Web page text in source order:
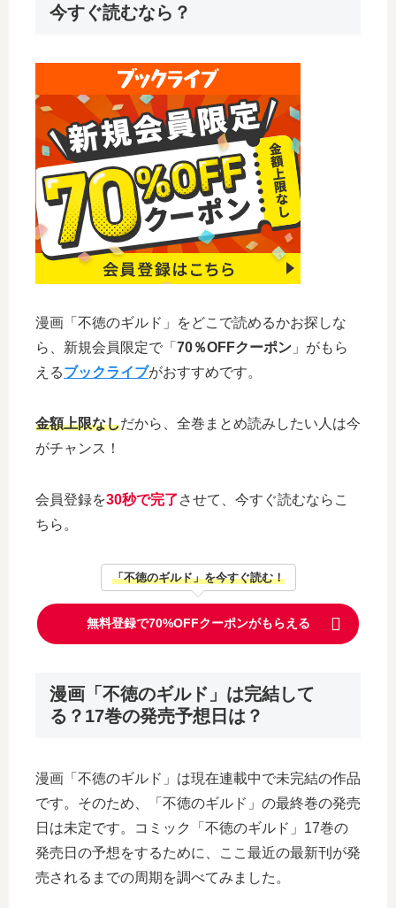
今すぐ読むなら？
漫画「不徳のギルド」をどこで読めるかお探しな
ら、新規会員限定で「 70％OFFクーポン 」がもら
えるブックライブがおすすめです。
金額上限なしだから、全巻まとめ読みしたい人は今
がチャンス！
会員登録を30秒で完了させて、今すぐ読むならこ
ちら。
「不徳のギルド」を今すぐ読む！
無料登録で70%OFFクーポンがもらえる
漫画「不徳のギルド」は完結して
る？17巻の発売予想日は？
漫画「不徳のギルド」は現在連載中で未完結の作品
です。そのため、「不徳のギルド」の最終巻の発売
日は未定です。コミック「不徳のギルド」17巻の
発売日の予想をするために、ここ最近の最新刊が発
売されるまでの周期を調べてみました。